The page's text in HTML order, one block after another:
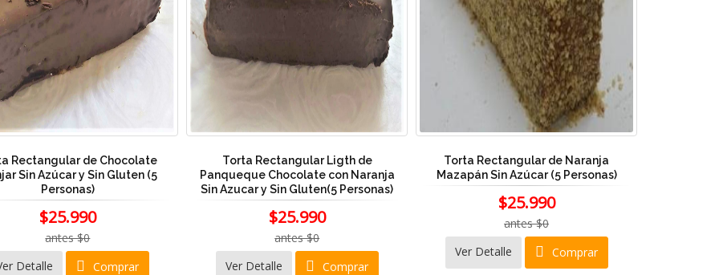
Rectangular de Chocolate
Sin Azúcar y Sin Gluten (5
Personas)
$25.990
antes $0
Detalle
Comprar
Torta Rectangular Ligth de
Panqueque Chocolate con Naranja
Sin Azucar y Sin Gluten(5 Personas)
$25.990
antes $0
Ver Detalle
Comprar
Torta Rectangular de Naranja
Mazapán Sin Azúcar (5 Personas)
$25.990
antes $0
Ver Detalle
Comprar